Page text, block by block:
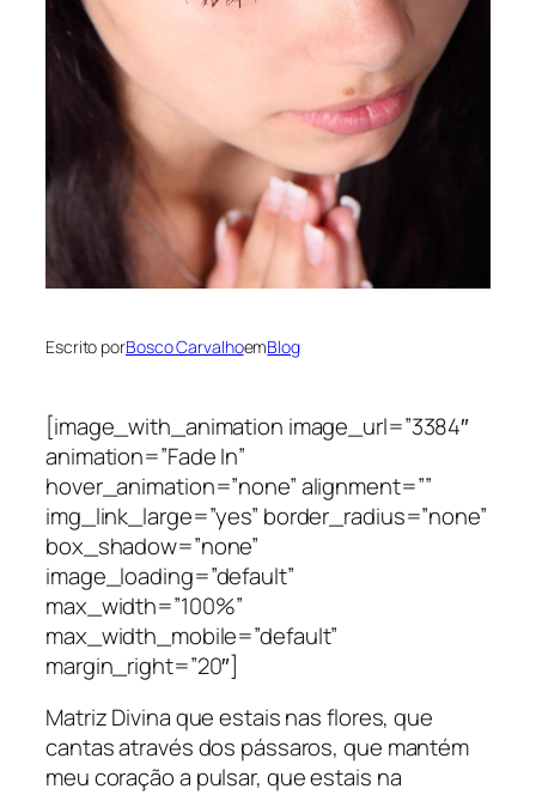
Escrito porBosco CarvalhoemBlog
[image_with_animation image_url=”3384″
animation=”Fade In”
hover_animation=”none” alignment=””
img_link_large=”yes” border_radius=”none”
box_shadow=”none”
image_loading=”default”
max_width=”100%”
max_width_mobile=”default”
margin_right=”20″]
Matriz Divina que estais nas flores, que
cantas através dos pássaros, que mantém
meu coração a pulsar, que estais na